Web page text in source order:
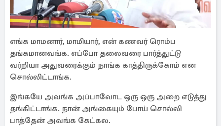
எங்க மாமனார், மாமியார், என் கணவர் ரொம்ப
தங்கமானவங்க. எப்போ தலைவரை பார்த்துட்டு
வர்றியா அதுவரைக்கும் நாங்க காத்திருக்கோம் என
சொல்லிட்டாங்க.
இங்கயே அவங்க அப்பாவோட ஒரு ஒரு அறை எடுத்து
தங்கிட்டாங்க. நான் அங்கையும் போய் சொல்லி
பாத்தேன் அவங்க கேட்கல.